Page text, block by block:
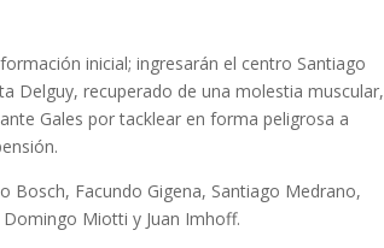
inicial; ingresarán el centro Santiago
Delguy, recuperado de una molestia muscular,
Gales por tacklear en forma peligrosa a
Bosch, Facundo Gigena, Santiago Medrano,
Miotti y Juan Imhoff.